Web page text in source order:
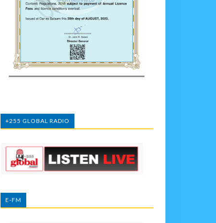
+255 GLOBAL RADIO
E-FM